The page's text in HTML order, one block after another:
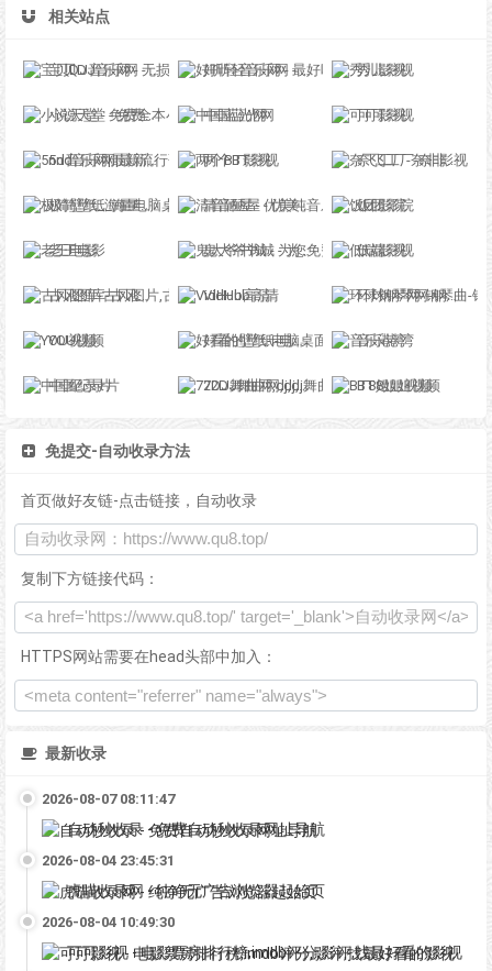
相关站点
宝贝DJ音乐网 - 无损高品质DJ舞曲分享,音质最好的DJ免费下载网站 好听轻音乐网 - 最好听的轻音乐分享、试听、欣赏、下载、推荐、排行 秀儿影视
小说天堂 - 免费全本小说,TXT小说下载网 中国蓝光网 可可影视
5nd音乐网|最新流行歌曲|MP3歌曲免费下载|好听的歌|音乐下载 免费听mp3音乐 两个BT影视 奈飞工厂-奈非影视
极简壁纸_海量电脑桌面壁纸美图_4K超高清_最潮壁纸网站 清音陋屋 - 优美纯音乐精美散文分享网站 饭团影院
老王电影 鬼大爷书城 - 为您免费提供在线阅读服务 低端影视
古风图库-古风图片,古风写真,古风摄影,古风素材,古风手绘,古风插画,古风水墨 VidHub高清 环球钢琴网-钢琴曲-钢琴谱-钢琴入门-钢琴考级
YOU视频 好看的壁纸-电脑桌面壁纸图片_高清手机壁纸-qq壁纸网 音乐港湾
中国纪录片 72DJ舞曲网,dj,dj舞曲 BT8姐姐视频
免提交-自动收录方法
首页做好友链-点击链接，自动收录
复制下方链接代码：
HTTPS网站需要在head头部中加入：
最新收录
2026-08-07 08:11:47
自动秒收录 - 免费自动秒收录网址导航
2026-08-04 23:45:31
虎喵收录网 - 纯净无广告浏览器起始页
2026-08-04 10:49:30
可可影视 - 电影票房排行榜,imdb评分,影评,找最好看的影视